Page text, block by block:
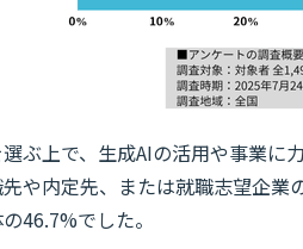
選ぶ上で、生成AIの活用や事業
や内定先、または就職志望企
46.7%でした。